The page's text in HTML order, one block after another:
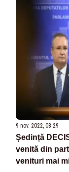
9 nov. 2022, 08:29
Ședință
venită din
venituri mai